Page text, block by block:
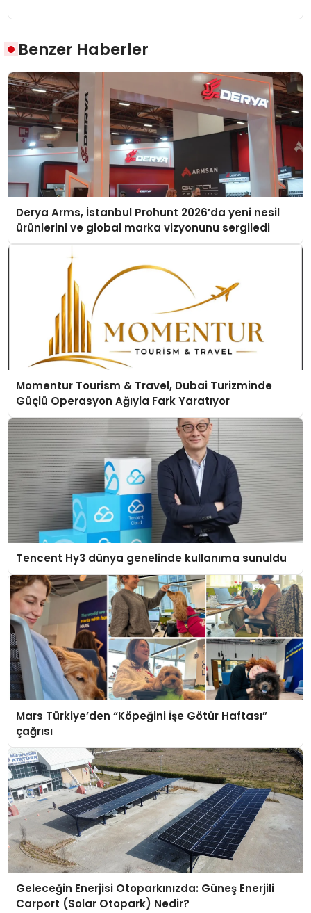
Benzer Haberler
Derya Arms, İstanbul Prohunt 2026’da yeni nesil
ürünlerini ve global marka vizyonunu sergiledi
Momentur Tourism & Travel, Dubai Turizminde
Güçlü Operasyon Ağıyla Fark Yaratıyor
Tencent Hy3 dünya genelinde kullanıma sunuldu
Mars Türkiye’den “Köpeğini İşe Götür Haftası”
çağrısı
Geleceğin Enerjisi Otoparkınızda: Güneş Enerjili
Carport (Solar Otopark) Nedir?